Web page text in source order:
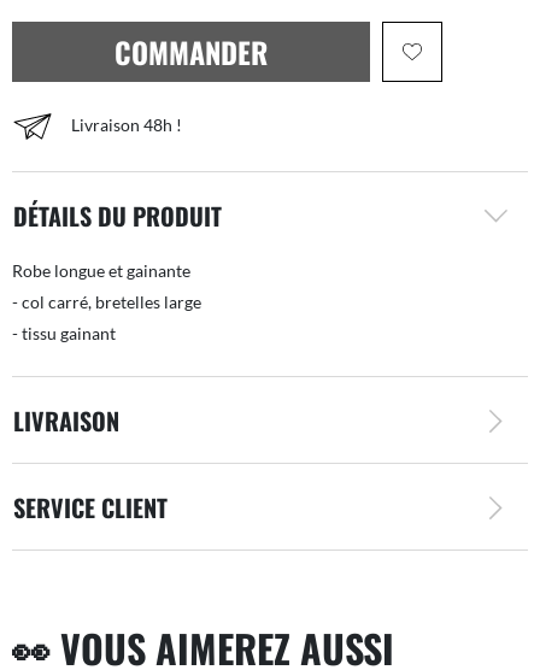
COMMANDER
Livraison 48h !
DÉTAILS DU PRODUIT
Robe longue et gainante
- col carré, bretelles large
- tissu gainant
LIVRAISON
SERVICE CLIENT
👀 VOUS AIMEREZ AUSSI